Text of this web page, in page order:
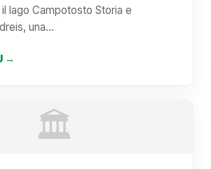
lago Campotosto Storia e
una…
→
🏛️